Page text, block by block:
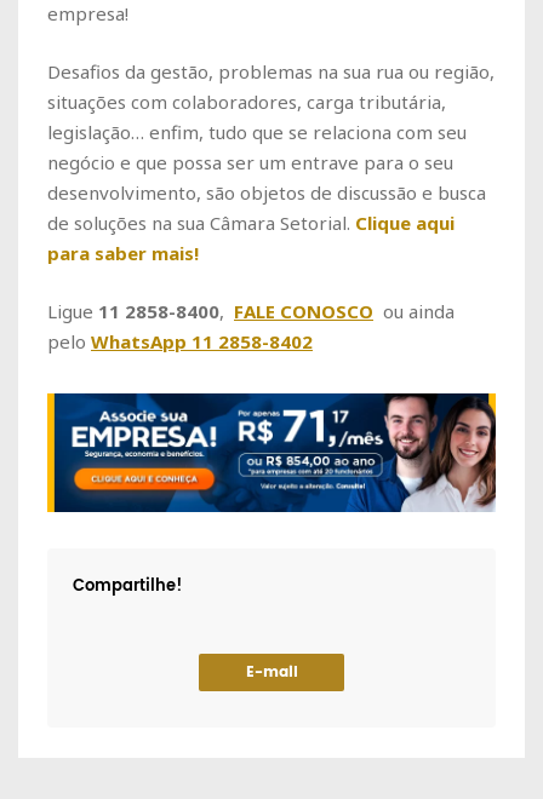
empresa!
Desafios da gestão, problemas na sua rua ou região,
situações com colaboradores, carga tributária,
legislação… enfim, tudo que se relaciona com seu
negócio e que possa ser um entrave para o seu
desenvolvimento, são objetos de discussão e busca
de soluções na sua Câmara Setorial. Clique aqui
para saber mais!
Ligue 11 2858-8400, FALE CONOSCO ou ainda
pelo WhatsApp 11 2858-8402
Compartilhe!
E-mail